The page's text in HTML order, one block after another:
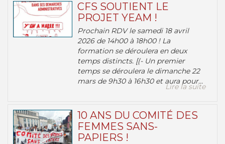
CFS SOUTIENT LE
PROJET YEAM !
Prochain RDV le samedi 18 avril
2026 de 14h00 à 18h00 ! La
formation se déroulera en deux
temps distincts. [(- Un premier
temps se déroulera le dimanche 22
mars de 9h30 à 16h30 et aura pour...
Lire la suite
10 ANS DU COMITÉ DES
FEMMES SANS-
PAPIERS !